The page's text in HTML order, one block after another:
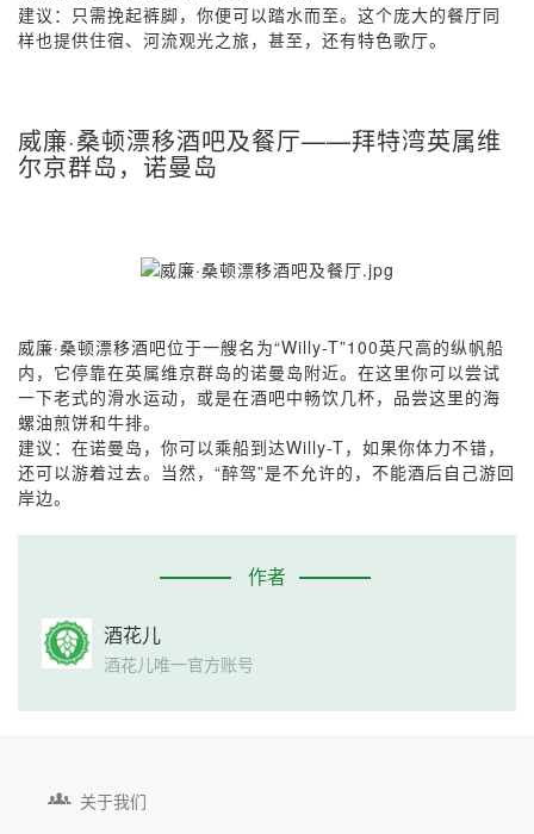
建议：只需挽起裤脚，你便可以踏水而至。这个庞大的餐厅同
样也提供住宿、河流观光之旅，甚至，还有特色歌厅。
威廉·桑顿漂移酒吧及餐厅——拜特湾英属维
尔京群岛，诺曼岛
威廉·桑顿漂移酒吧位于一艘名为“Willy-T”100英尺高的纵帆船
内，它停靠在英属维京群岛的诺曼岛附近。在这里你可以尝试
一下老式的滑水运动，或是在酒吧中畅饮几杯，品尝这里的海
螺油煎饼和牛排。
建议：在诺曼岛，你可以乘船到达Willy-T，如果你体力不错，
还可以游着过去。当然，“醉驾”是不允许的，不能酒后自己游回
岸边。
作者
酒花儿
酒花儿唯一官方账号
 关于我们